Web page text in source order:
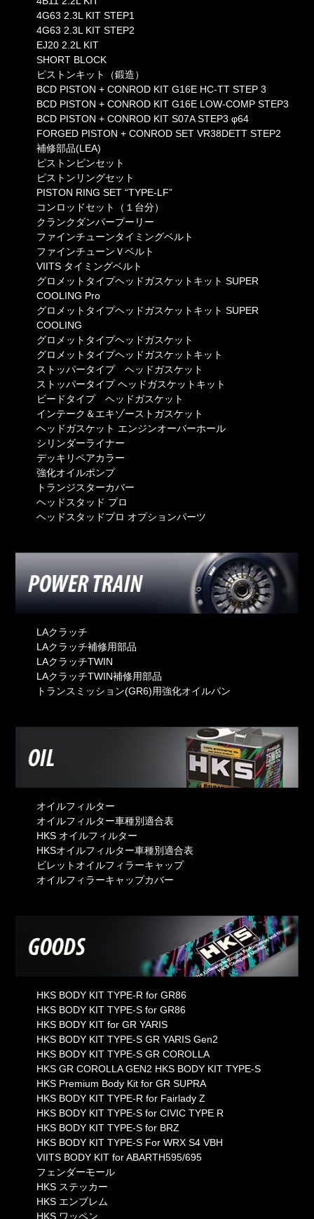
4G63 2.3L KIT STEP1
4G63 2.3L KIT STEP2
EJ20 2.2L KIT
SHORT BLOCK
ピストンキット（鍛造）
BCD PISTON + CONROD KIT G16E HC-TT STEP 3
BCD PISTON + CONROD KIT G16E LOW-COMP STEP3
BCD PISTON + CONROD KIT S07A STEP3 φ64
FORGED PISTON + CONROD SET VR38DETT STEP2
補修部品(LEA)
ピストンピンセット
ピストンリングセット
PISTON RING SET “TYPE-LF”
コンロッドセット（１台分）
クランクダンパープーリー
ファインチューンタイミングベルト
ファインチューンＶベルト
VIITS タイミングベルト
グロメットタイプヘッドガスケットキット SUPER
COOLING Pro
グロメットタイプヘッドガスケットキット SUPER
COOLING
グロメットタイプヘッドガスケット
グロメットタイプヘッドガスケットキット
ストッパータイプ ヘッドガスケット
ストッパータイプ ヘッドガスケットキット
ビードタイプ ヘッドガスケット
インテーク＆エキゾーストガスケット
ヘッドガスケット エンジンオーバーホール
シリンダーライナー
デッキリペアカラー
強化オイルポンプ
トランジスターカバー
ヘッドスタッド プロ
ヘッドスタッドプロ オプションパーツ
LAクラッチ
LAクラッチ補修用部品
LAクラッチTWIN
LAクラッチTWIN補修用部品
トランスミッション(GR6)用強化オイルパン
オイルフィルター
オイルフィルター車種別適合表
HKS オイルフィルター
HKSオイルフィルター車種別適合表
ビレットオイルフィラーキャップ
オイルフィラーキャップカバー
HKS BODY KIT TYPE-R for GR86
HKS BODY KIT TYPE-S for GR86
HKS BODY KIT for GR YARIS
HKS BODY KIT TYPE-S GR YARIS Gen2
HKS BODY KIT TYPE-S GR COROLLA
HKS GR COROLLA GEN2 HKS BODY KIT TYPE-S
HKS Premium Body Kit for GR SUPRA
HKS BODY KIT TYPE-R for Fairlady Z
HKS BODY KIT TYPE-S for CIVIC TYPE R
HKS BODY KIT TYPE-S for BRZ
HKS BODY KIT TYPE-S For WRX S4 VBH
VIITS BODY KIT for ABARTH595/695
フェンダーモール
HKS ステッカー
HKS エンブレム
HKS ワッペン